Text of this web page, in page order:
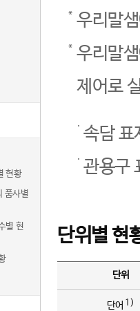
현황
품사별
별 현
우리말
우리말
제어로
속담
관용구
단위별 현
단위
단어 1)